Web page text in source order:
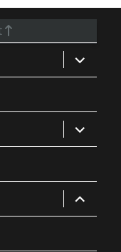
ouvrir
le
sous-
ouvrir
le
sous-
ouvrir
le
sous-